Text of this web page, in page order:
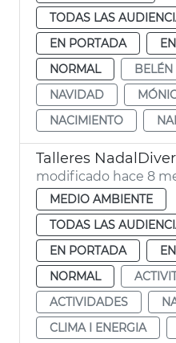
TODAS LAS
EN PORTADA
NORMAL
BELÉN
NAVIDAD
NACIMIENTO
Talleres
modificado hace 8
MEDIO AMBIENTE
TODAS LAS
EN PORTADA
NORMAL
ACTIVIDADES
CLIMA I ENERGIA